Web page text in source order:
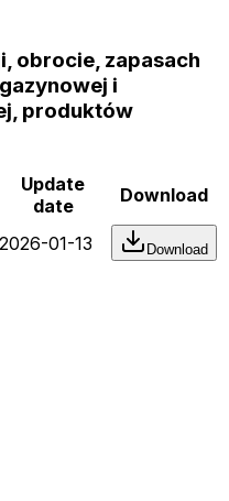
obrocie, zapasach
i
produktów
Update
date
Download
2026-01-13 Download